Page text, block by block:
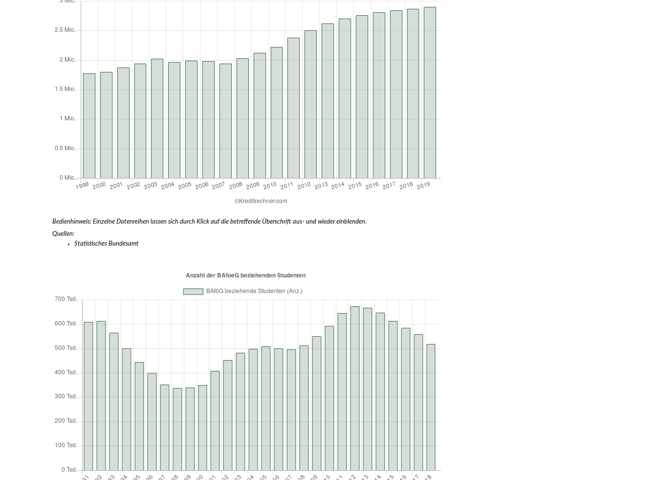
Bedienhinweis: Einzelne Datenreihen lassen sich durch Klick auf die betreffende Überschrift aus- und wieder einblenden.
Quellen:
Statistisches Bundesamt